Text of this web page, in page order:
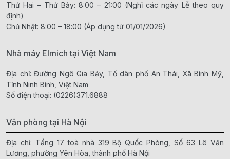
Thứ Hai – Thứ Bảy: 8:00 – 21:00 (Nghỉ các ngày Lễ theo quy
định)
Chủ Nhật: 8:00 – 18:00 (Áp dụng từ 01/01/2026)
Nhà máy Elmich tại Việt Nam
Địa chỉ: Đường Ngô Gia Bảy, Tổ dân phố An Thái, Xã Bình Mỹ,
Tỉnh Ninh Bình, Việt Nam
Số điện thoại: (0226)371.6888
Văn phòng tại Hà Nội
Địa chỉ: Tầng 17 toà nhà 319 Bộ Quốc Phòng, Số 63 Lê Văn
Lương, phường Yên Hòa, thành phố Hà Nội